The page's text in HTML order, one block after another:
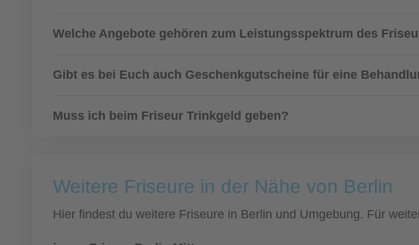
Welche Angebote gehören zum Leistungsspektrum des
Gibt es bei Euch auch Geschenkgutscheine für eine
Muss ich beim Friseur Trinkgeld geben?
Weitere Friseure in der Nähe von Berlin
Hier findest du weitere Friseure in Berlin und Umgebung. Für